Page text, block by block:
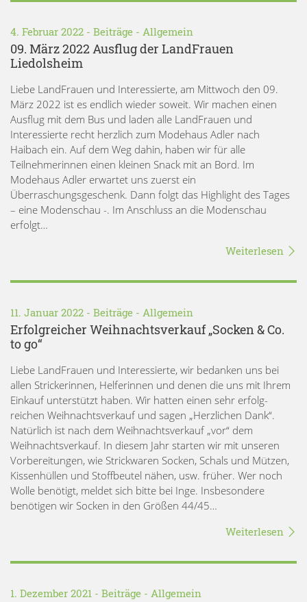
4. Februar 2022 - Beiträge - Allgemein
09. März 2022 Ausflug der LandFrauen
Liedolsheim
Liebe LandFrauen und Interessierte, am Mittwoch den 09.
März 2022 ist es endlich wieder soweit. Wir machen einen
Ausflug mit dem Bus und laden alle LandFrauen und
Interessierte recht herzlich zum Modehaus Adler nach
Haibach ein. Auf dem Weg dahin, haben wir für alle
Teilnehmerinnen einen kleinen Snack mit an Bord. Im
Modehaus Adler erwartet uns zuerst ein
Überraschungsgeschenk. Dann folgt das Highlight des Tages
– eine Modenschau -. Im Anschluss an die Modenschau
erfolgt…
Weiterlesen
11. Januar 2022 - Beiträge - Allgemein
Erfolgreicher Weihnachtsverkauf „Socken & Co.
to go“
Liebe LandFrauen und Interessierte, wir bedanken uns bei
allen Strickerinnen, Helferinnen und denen die uns mit Ihrem
Einkauf unterstützt haben. Wir hatten einen sehr erfolg-
reichen Weihnachtsverkauf und sagen „Herzlichen Dank“.
Natürlich ist nach dem Weihnachtsverkauf „vor“ dem
Weihnachtsverkauf. In diesem Jahr starten wir mit unseren
Vorbereitungen, wie Strickwaren Socken, Schals und Mützen,
Kissenhüllen und Stoffbeutel nähen, usw. früher. Wer noch
Wolle benötigt, meldet sich bitte bei Inge. Insbesondere
benötigen wir Socken in den Größen 44/45…
Weiterlesen
1. Dezember 2021 - Beiträge - Allgemein